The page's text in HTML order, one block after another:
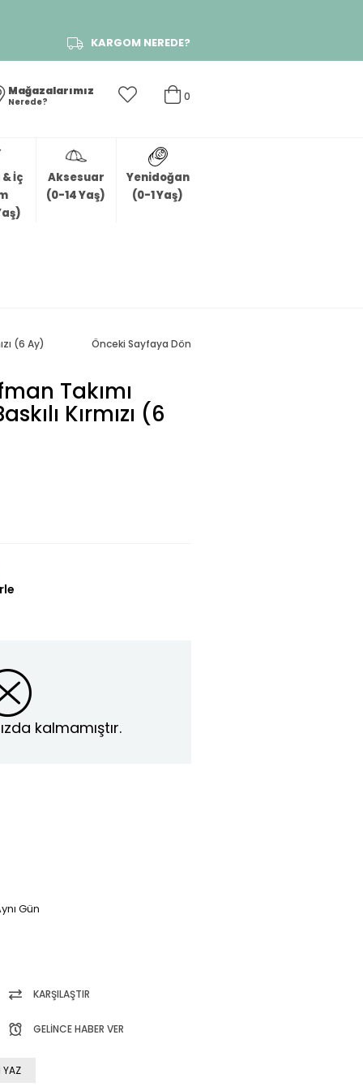
KARGOM NEREDE?
0
Mağazalarımız
Nerede?
İç
Aksesuar
(0-14 Yaş)
Yenidoğan
(0-1 Yaş)
(6 Ay) Önceki Sayfaya Dön
Takımı
Kırmızı (6
kalmamıştır.
Gün
KARŞILAŞTIR
GELINCE HABER VER
YAZ